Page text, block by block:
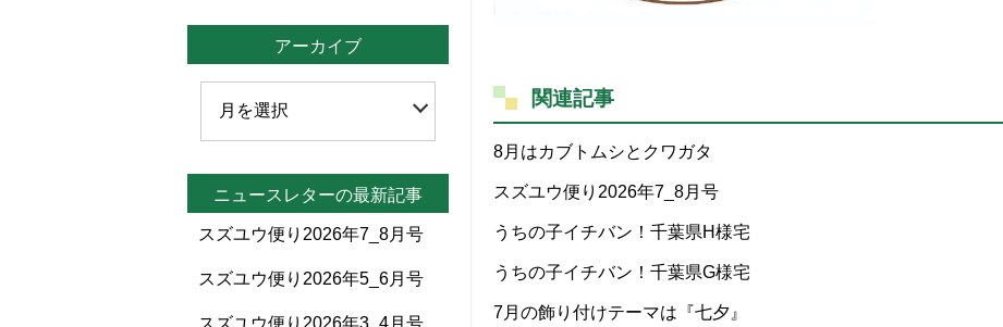
関連記事
8月はカブトムシとクワガタ
スズユウ便り2026年7_8月号
うちの子イチバン！千葉県H様宅
うちの子イチバン！千葉県G様宅
7月の飾り付けテーマは『七夕』
アーカイブ
ニュースレターの最新記事
スズユウ便り2026年7_8月号
スズユウ便り2026年5_6月号
スズユウ便り2026年3_4月号